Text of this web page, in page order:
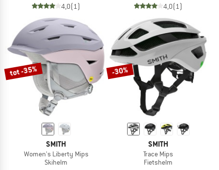
4,0(1) 4,0(1)
tot -35%
SMITH
Women's Liberty Mips
Skihelm
-30%
SMITH
Trace Mips
Fietshelm